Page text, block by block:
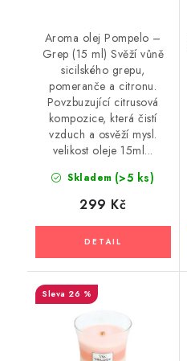
Skladem (>5 ks)
299 Kč
Aroma olej Pompelo –
Grep (15 ml) Svěží vůně
sicilského grepu,
pomeranče a citronu.
Povzbuzující citrusová
kompozice, která čistí
vzduch a osvěží mysl.
velikost oleje 15ml...
26 %